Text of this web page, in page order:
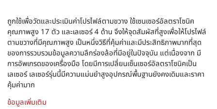
ถูกใช้เพื่อวัดและประเมินค่าโปรไฟล์ตามขวาง ใช้เซนเซอร์อัลตราโซนิค
คุณภาพสูง 17 ตัว และเลเซอร์ 4 ด้าน จึงให้จุดสัมผัสที่สูงเพื่อให้โปรไฟล์
ตามขวางที่มีคุณภาพสูง เป็นหนึ่งวิธีที่คุ้มค่าและมีประสิทธิภาพมากที่สุด
ของการรวบรวมข้อมูลความลึกร่องล้อที่มีอยู่ในปัจจุบัน แต่เนื่องจาก มี
การอัพเกรดของเครื่องมือ โดยมีการเปลี่ยนเซ็นเซอร์อัลตราโซนิคเป็น
เลเซอร์ เลเซอร์รุ่นนี้มีความแม่นยำสูงอุปกรณ์พื้นฐานยังคงเดิมและราคา
คุ้มค่ามาก
ข้อมูลเพิ่มเติม